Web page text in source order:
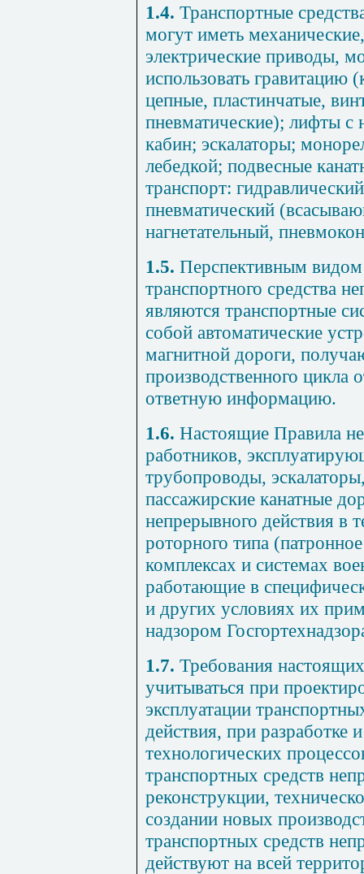
1.4. Транспортные
могут иметь
электрические приводы,
использовать гравитацию
цепные, пластинчатые,
пневматические); лифты
кабин; эскалаторы; мо
лебедкой; подвесные
транспорт:
пневматический
нагнетательный,
1.5. Перспективным видом
транспортного средства
являются транспортные
собой автоматические
магнитной дороги,
производственного
ответную информацию.
1.6. Настоящие Правила
работников,
трубопроводы,
пассажирские канатные
непрерывного действия в
роторного типа
комплексах и системах
работающие в
и других условиях их
надзором
1.7. Требования
учитываться при
эксплуатации
действия, при разработке
технологических
транспортных средств
реконструкции,
создании новых
транспортных средств
действуют на всей